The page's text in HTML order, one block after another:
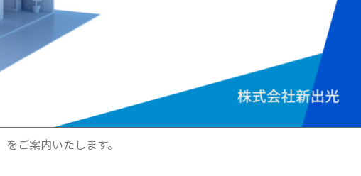
をご案内いたします。